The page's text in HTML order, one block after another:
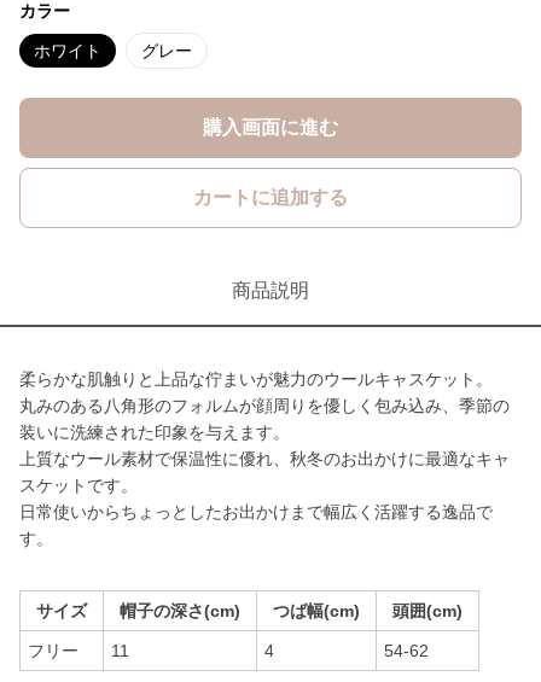
カラー
ホワイト グレー
購入画面に進む
カートに追加する
商品説明
柔らかな肌触りと上品な佇まいが魅力のウールキャスケット。
丸みのある八角形のフォルムが顔周りを優しく包み込み、季節の
装いに洗練された印象を与えます。
上質なウール素材で保温性に優れ、秋冬のお出かけに最適なキャ
スケットです。
日常使いからちょっとしたお出かけまで幅広く活躍する逸品で
す。
サイズ 帽子の深さ(cm) つば幅(cm) 頭囲(cm)
フリー 11 4 54-62